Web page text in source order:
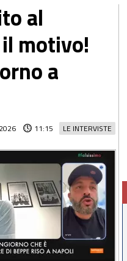
al
motivo!
a
LE INTERVISTE
11:15